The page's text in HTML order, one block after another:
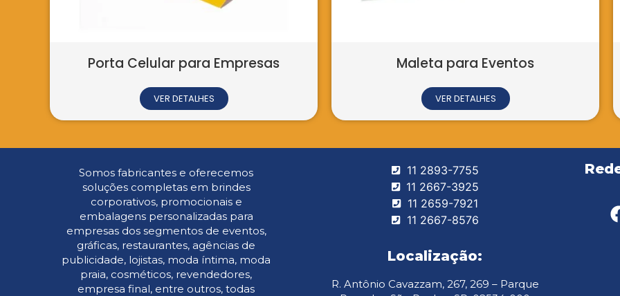
Porta Celular para Empresas Maleta para Eventos Pasta
11 2893-7755
11 2667-3925
11 2659-7921
11 2667-8576
Localização:
R. Antônio Cavazzam, 267, 269 – Parque
Somos fabricantes e oferecemos
soluções completas em brindes
corporativos, promocionais e
embalagens personalizadas para
empresas dos segmentos de eventos,
gráficas, restaurantes, agências de
publicidade, lojistas, moda íntima, moda
praia, cosméticos, revendedores,
empresa final, entre outros, todas